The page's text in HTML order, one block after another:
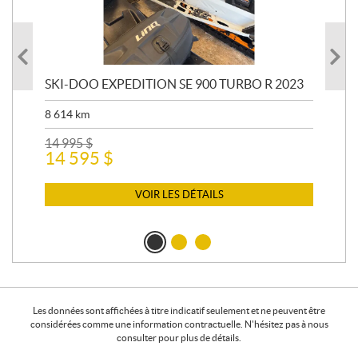
SKI-DOO EXPEDITION SE 900 TURBO R 2023
8 614 km
14 995$
14 595 $
VOIR LES DÉTAILS
Les données sont affichées à titre indicatif seulement et ne peuvent être
considérées comme une information contractuelle. N'hésitez pas à nous
consulter pour plus de détails.